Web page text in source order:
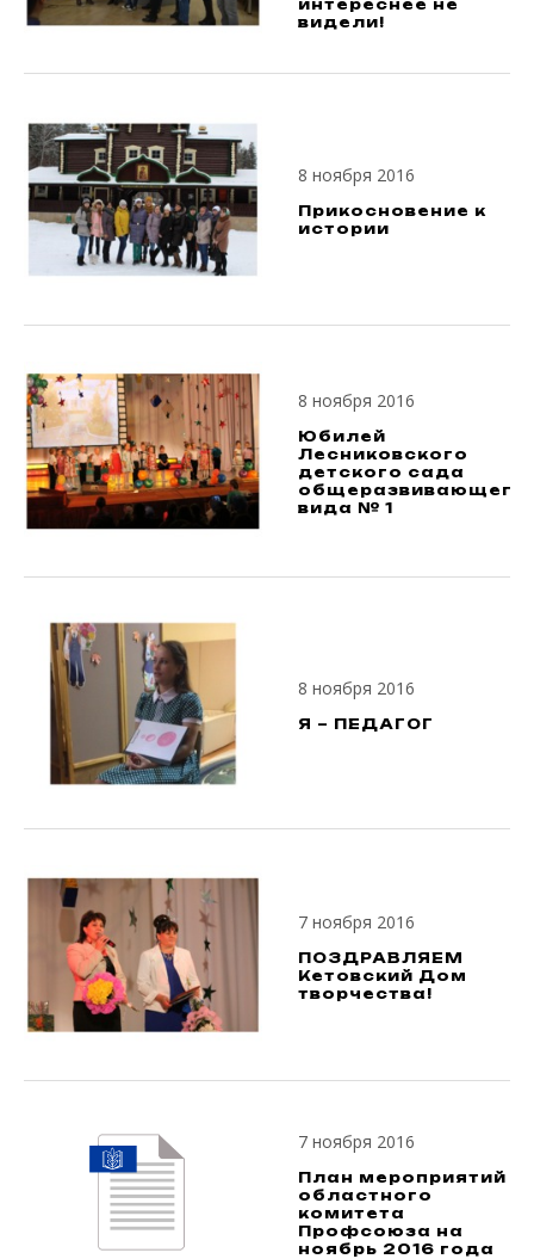
интереснее не
видели!
8 ноября 2016
Прикосновение к
истории
8 ноября 2016
Юбилей
Лесниковского
детского сада
общеразвивающего
вида № 1
8 ноября 2016
Я – ПЕДАГОГ
7 ноября 2016
ПОЗДРАВЛЯЕМ
Кетовский Дом
творчества!
7 ноября 2016
План мероприятий
областного
комитета
Профсоюза на
ноябрь 2016 года